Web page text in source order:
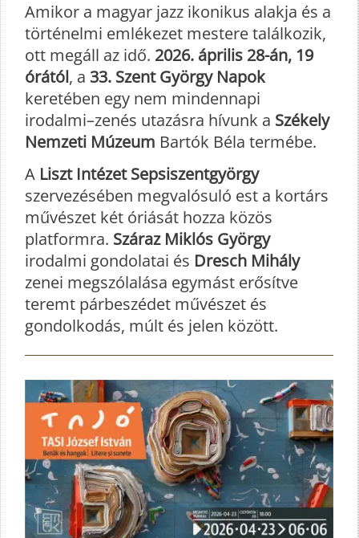
Amikor a magyar jazz ikonikus alakja és a
történelmi emlékezet mestere találkozik,
ott megáll az idő. 2026. április 28-án, 19
órától, a 33. Szent György Napok
keretében egy nem mindennapi
irodalmi–zenés utazásra hívunk a Székely
Nemzeti Múzeum Bartók Béla termébe.
A Liszt Intézet Sepsiszentgyörgy
szervezésében megvalósuló est a kortárs
művészet két óriását hozza közös
platformra. Száraz Miklós György
irodalmi gondolatai és Dresch Mihály
zenei megszólalása egymást erősítve
teremt párbeszédet művészet és
gondolkodás, múlt és jelen között.